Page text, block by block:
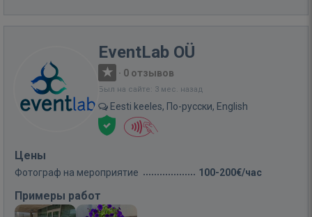
EventLab OÜ
· 0 отзывов
Был на сайте: 3 мес. назад
Eesti keeles, По-русски, English
Цены
Фотограф на мероприятие 100-200€/час
Примеры работ